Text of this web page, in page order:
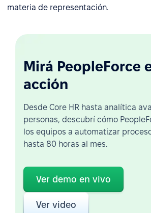
materia de representación.
Mirá PeopleForce
acción
Desde Core HR hasta analítica
personas, descubrí cómo
los equipos a automatizar
hasta 80 horas al mes.
Ver demo en vivo
Ver video